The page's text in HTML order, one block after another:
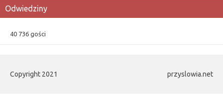
Odwiedziny
40 736 gości
Copyright 2021 przyslowia.net